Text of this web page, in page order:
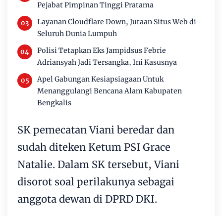
Pejabat Pimpinan Tinggi Pratama
Layanan Cloudflare Down, Jutaan Situs Web di
Seluruh Dunia Lumpuh
Polisi Tetapkan Eks Jampidsus Febrie
Adriansyah Jadi Tersangka, Ini Kasusnya
Apel Gabungan Kesiapsiagaan Untuk
Menanggulangi Bencana Alam Kabupaten
Bengkalis
SK pemecatan Viani beredar dan
sudah diteken Ketum PSI Grace
Natalie. Dalam SK tersebut, Viani
disorot soal perilakunya sebagai
anggota dewan di DPRD DKI.